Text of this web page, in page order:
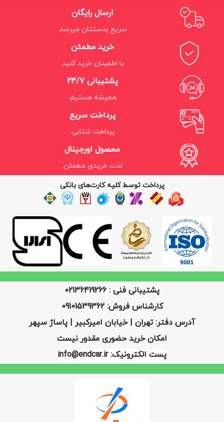
ارسال رایگان
سریع بدستتان میرسد.
خرید مطمئن
با اطمینان خرید کنید.
پشتیبانی 24/7
همیشه هستیم.
پرداخت سریع
پرداخت شتابی.
محصول اورجینال
لذت خریدی مطمئن.
پرداخت توسط کلیه کارت‌های بانکی
پشتیبانی فنی : 02136419266
کارشناس فروش: 09101539362
آدرس دفتر: تهران | خیابان امیرکبیر | پاساژ سپهر
امکان خرید حضوری مقدور نیست
پست الکترونیک: info@endcar.ir